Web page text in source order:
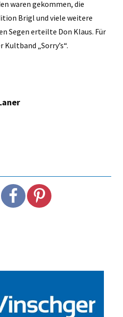
­waren gekommen, die
Brigl und viele weitere
Segen erteilte Don Klaus. Für
„Sorry’s“.